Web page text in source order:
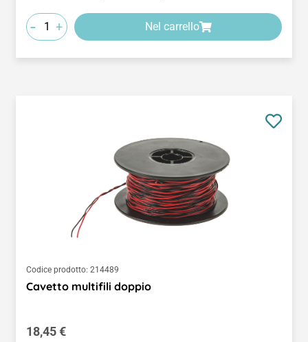
- + Nel carrello
Codice prodotto: 214489
Cavetto multifili doppio
Prezzo normale:
18,45 €